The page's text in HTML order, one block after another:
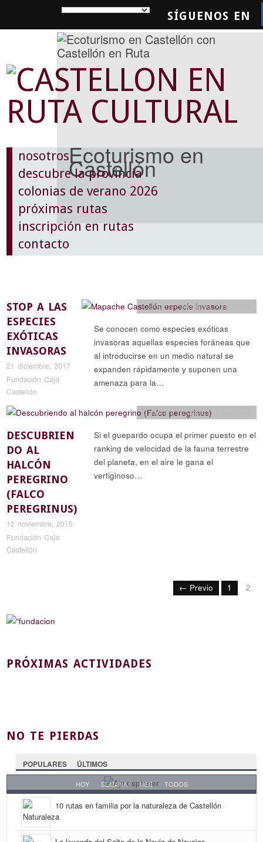
SÍGUENOS EN
Ecoturismo en
Castellón
nosotros
descubre la provincia
colonias de verano 2026
próximas rutas
inscripción en rutas
contacto
STOP A LAS
ESPECIES
EXÓTICAS
INVASORAS
21 diciembre, 2017
Fundación Caja
Castellón
Ciencia y naturaleza,Reportajes
Se conocen como especies exóticas
invasoras aquellas especies foráneas que
al introducirse en un medio natural se
expanden rápidamente y suponen una
amenaza para la…
DESCUBRIEN
DO AL
HALCÓN
PEREGRINO
(FALCO
PEREGRINUS)
12 noviembre, 2015
Fundación Caja
Castellón
Ciencia y naturaleza,
Si el guepardo ocupa el primer puesto en el
ranking de velocidad de la fauna terrestre
del planeta, en el aire le gana el
vertiginoso…
← Previo 1 2
PRÓXIMAS ACTIVIDADES
NO TE PIERDAS
POPULARES ÚLTIMOS
HOY SEMANA MES TODOS
10 rutas en familia por la naturaleza de Castellón